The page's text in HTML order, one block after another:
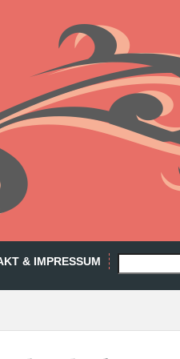
& IMPRESSUM